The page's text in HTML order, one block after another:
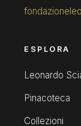
ESPLORA
Leonardo
Pinacoteca
Collezioni